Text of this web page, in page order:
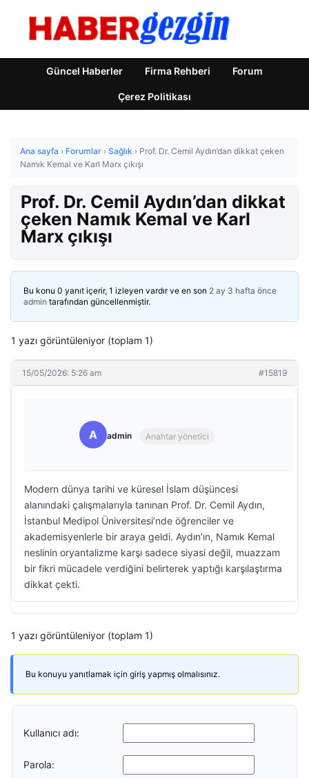
Güncel Haberler Firma Rehberi Forum
Çerez Politikası
Ana sayfa › Forumlar › Sağlık › Prof. Dr. Cemil Aydın’dan dikkat çeken
Namık Kemal ve Karl Marx çıkışı
Prof. Dr. Cemil Aydın’dan dikkat
çeken Namık Kemal ve Karl
Marx çıkışı
Bu konu 0 yanıt içerir, 1 izleyen vardır ve en son 2 ay 3 hafta önce
admin tarafından güncellenmiştir.
1 yazı görüntüleniyor (toplam 1)
15/05/2026: 5:26 am #15819
A admin Anahtar yönetici
Modern dünya tarihi ve küresel İslam düşüncesi
alanındaki çalışmalarıyla tanınan Prof. Dr. Cemil Aydın,
İstanbul Medipol Üniversitesi’nde öğrenciler ve
akademisyenlerle bir araya geldi. Aydın’ın, Namık Kemal
neslinin oryantalizme karşı sadece siyasi değil, muazzam
bir fikri mücadele verdiğini belirterek yaptığı karşılaştırma
dikkat çekti.
1 yazı görüntüleniyor (toplam 1)
Bu konuyu yanıtlamak için giriş yapmış olmalısınız.
Kullanıcı adı:
Parola: